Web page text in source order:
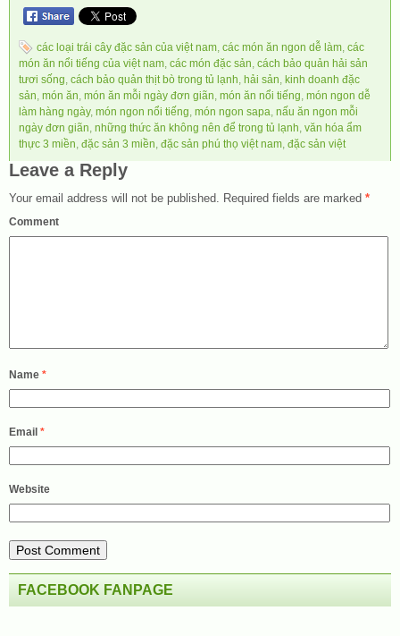
các loại trái cây đặc sản của việt nam, các món ăn ngon dễ làm, các
món ăn nổi tiếng của việt nam, các món đặc sản, cách bảo quản hải sản
tươi sống, cách bảo quản thịt bò trong tủ lạnh, hải sản, kinh doanh đặc
sản, món ăn, món ăn mỗi ngày đơn giãn, món ăn nổi tiếng, món ngon dễ
làm hàng ngày, món ngon nổi tiếng, món ngon sapa, nấu ăn ngon mỗi
ngày đơn giãn, những thức ăn không nên để trong tủ lạnh, văn hóa ẩm
thực 3 miền, đặc sản 3 miền, đặc sản phú thọ việt nam, đặc sản việt
Leave a Reply
Your email address will not be published. Required fields are marked *
Comment
Name *
Email *
Website
FACEBOOK FANPAGE